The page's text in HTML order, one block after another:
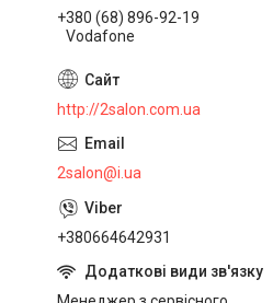
+380 (68) 896-92-19
Vodafone
http://2salon.com.ua
2salon@i.ua
+380664642931